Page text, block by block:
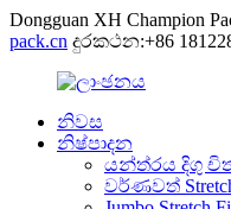
Dongguan XH Champion
pack.cn දුරකථන:+86
නිවස
නිෂ්පාදන
යන්ත්රය දිගු
වර්ණවත්